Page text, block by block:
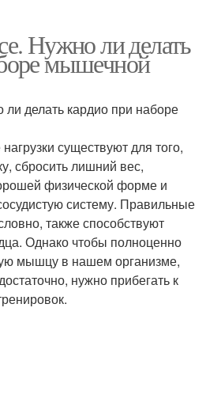
Нужно ли делать
мышечной
делать кардио при наборе
существуют для того,
сбросить лишний вес,
физической форме и
систему. Правильные
также способствуют
Однако чтобы полноценно
мышцу в нашем организме,
нужно прибегать к